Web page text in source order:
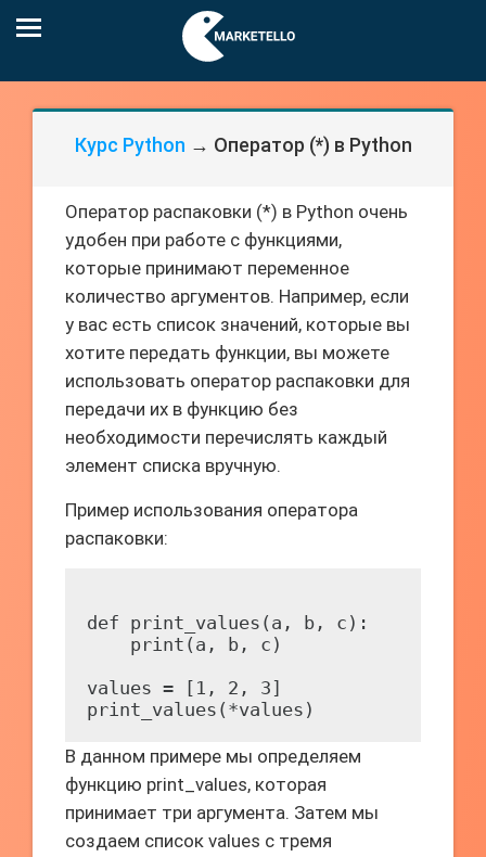
Курс Python → Оператор (*) в Python
Оператор распаковки (*) в Python очень
удобен при работе с функциями,
которые принимают переменное
количество аргументов. Например, если
у вас есть список значений, которые вы
хотите передать функции, вы можете
использовать оператор распаковки для
передачи их в функцию без
необходимости перечислять каждый
элемент списка вручную.
Пример использования оператора
распаковки:
def print_values(a, b, c):
    print(a, b, c)
values = [1, 2, 3]
В данном примере мы определяем
функцию print_values, которая
принимает три аргумента. Затем мы
создаем список values с тремя